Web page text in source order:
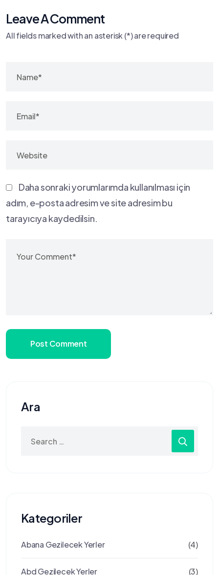
Leave A Comment
All fields marked with an asterisk (*) are required
Daha sonraki yorumlarımda kullanılması için
adım, e-posta adresim ve site adresim bu
tarayıcıya kaydedilsin.
Post Comment
Ara
for:
Kategoriler
Abana Gezilecek Yerler (4)
Abd Gezilecek Yerler (3)